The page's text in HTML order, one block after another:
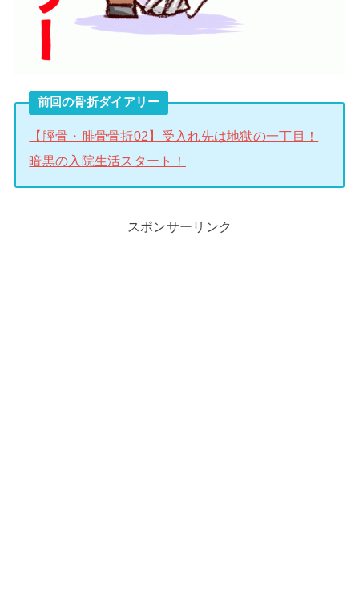
前回の骨折ダイアリー
【脛骨・腓骨骨折02】受入れ先は地獄の一丁目！
暗黒の入院生活スタート！
スポンサーリンク